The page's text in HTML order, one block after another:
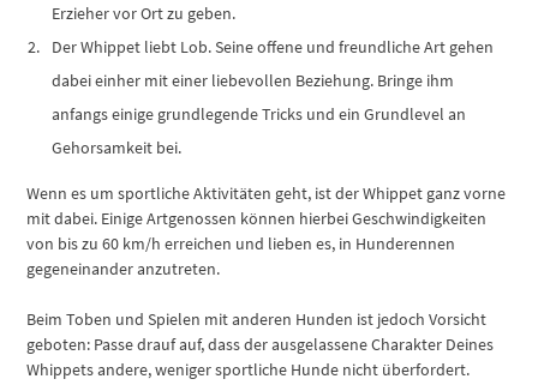
Erzieher vor Ort zu geben.
Der Whippet liebt Lob. Seine offene und freundliche Art gehen
dabei einher mit einer liebevollen Beziehung. Bringe ihm
anfangs einige grundlegende Tricks und ein Grundlevel an
Gehorsamkeit bei.
Wenn es um sportliche Aktivitäten geht, ist der Whippet ganz vorne
mit dabei. Einige Artgenossen können hierbei Geschwindigkeiten
von bis zu 60 km/h erreichen und lieben es, in Hunderennen
gegeneinander anzutreten.
Beim Toben und Spielen mit anderen Hunden ist jedoch Vorsicht
geboten: Passe drauf auf, dass der ausgelassene Charakter Deines
Whippets andere, weniger sportliche Hunde nicht überfordert.